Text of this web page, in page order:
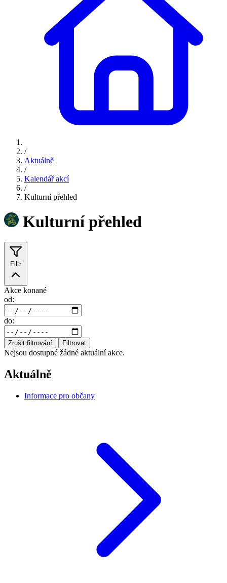
/
Aktuálně
/
Kalendář akcí
/
Kulturní přehled
Kulturní přehled
Filtr
Akce konané
od:
do:
Zrušit filtrování Filtrovat
Nejsou dostupné žádné aktuální akce.
Aktuálně
Informace pro občany